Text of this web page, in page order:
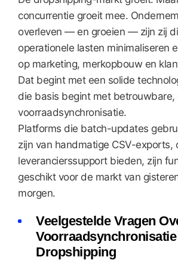
concurrentie groeit mee.
overleven — en groeien — zijn zij
operationele lasten minimaliseren
op marketing, merkopbouw en
Dat begint met een solide
die basis begint met betrouwbare,
voorraadsynchronisatie.
Platforms die batch-updates
zijn van handmatige CSV-exports,
leverancierssupport bieden, zijn
geschikt voor de markt van
morgen.
Veelgestelde Vragen
Dropshipping